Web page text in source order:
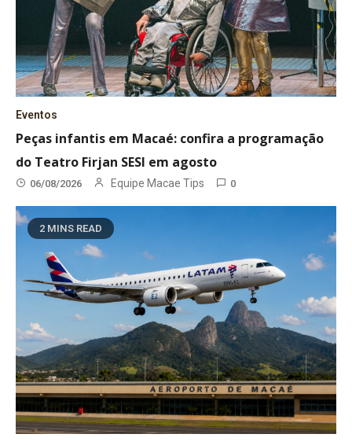
Eventos
Peças infantis em Macaé: confira a programação
do Teatro Firjan SESI em agosto
06/08/2026 Equipe Macae Tips 0
2 MINS READ